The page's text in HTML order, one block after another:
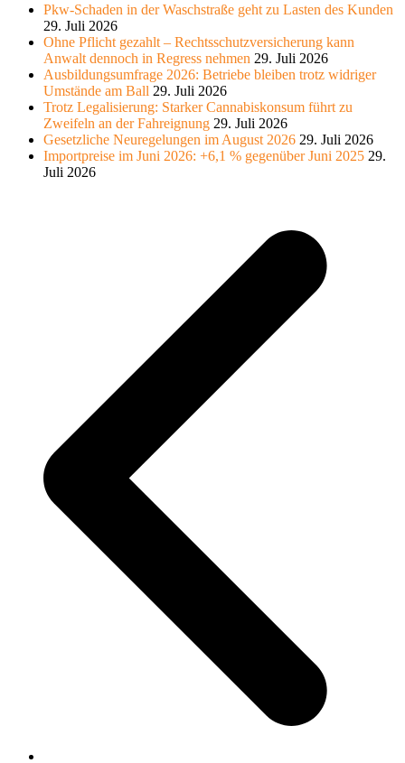
Pkw-Schaden in der Waschstraße geht zu Lasten des Kunden
29. Juli 2026
Ohne Pflicht gezahlt – Rechtsschutzversicherung kann
Anwalt dennoch in Regress nehmen 29. Juli 2026
Ausbildungsumfrage 2026: Betriebe bleiben trotz widriger
Umstände am Ball 29. Juli 2026
Trotz Legalisierung: Starker Cannabiskonsum führt zu
Zweifeln an der Fahreignung 29. Juli 2026
Gesetzliche Neuregelungen im August 2026 29. Juli 2026
Importpreise im Juni 2026: +6,1 % gegenüber Juni 2025 29.
Juli 2026